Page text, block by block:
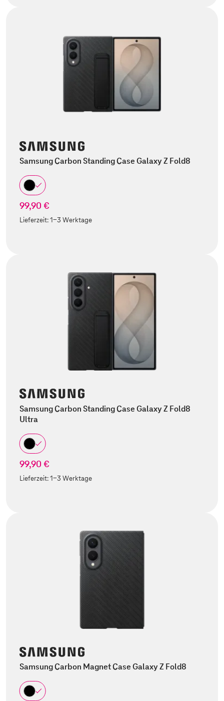
Samsung Carbon Standing Case Galaxy Z Fold8
99,90 €
Lieferzeit:1-3 Werktage
Samsung Carbon Standing Case Galaxy Z Fold8
Ultra
99,90 €
Lieferzeit:1-3 Werktage
Samsung Carbon Magnet Case Galaxy Z Fold8